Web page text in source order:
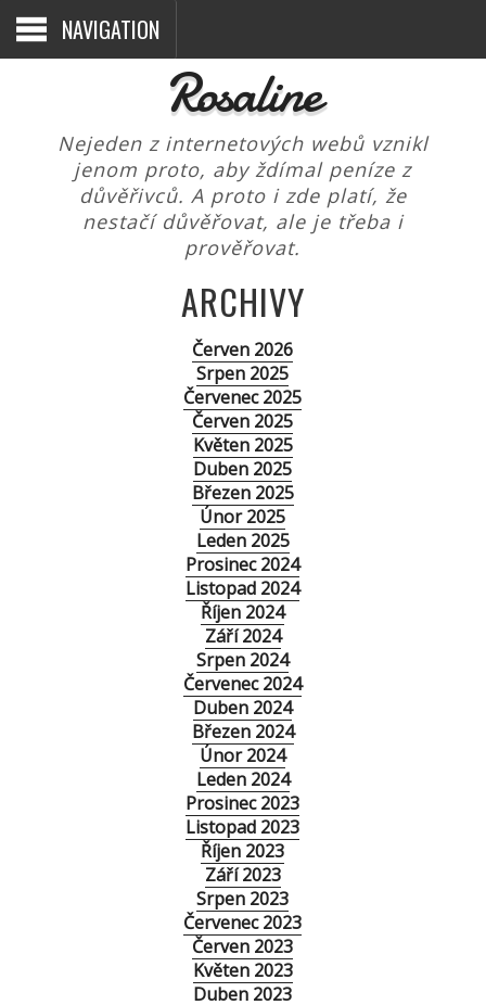
NAVIGATION
Rosaline
Nejeden z internetových webů vznikl
jenom proto, aby ždímal peníze z
důvěřivců. A proto i zde platí, že
nestačí důvěřovat, ale je třeba i
prověřovat.
ARCHIVY
Červen 2026
Srpen 2025
Červenec 2025
Červen 2025
Květen 2025
Duben 2025
Březen 2025
Únor 2025
Leden 2025
Prosinec 2024
Listopad 2024
Říjen 2024
Září 2024
Srpen 2024
Červenec 2024
Duben 2024
Březen 2024
Únor 2024
Leden 2024
Prosinec 2023
Listopad 2023
Říjen 2023
Září 2023
Srpen 2023
Červenec 2023
Červen 2023
Květen 2023
Duben 2023